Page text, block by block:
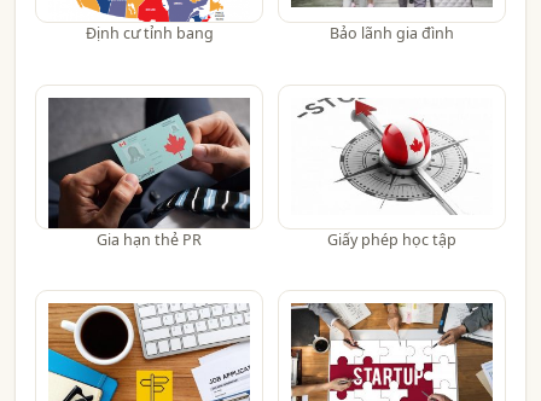
Định cư tỉnh bang Bảo lãnh gia đình
Gia hạn thẻ PR Giấy phép học tập